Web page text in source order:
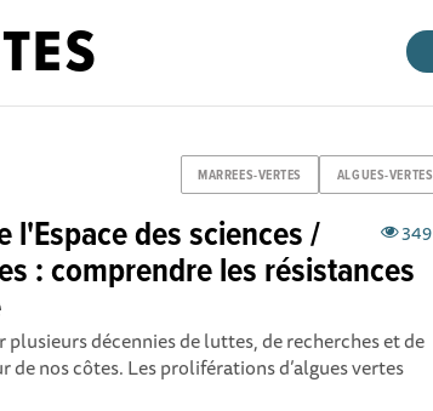
MARREES-VERTES ALGUES-VERTES
349
l'Espace des sciences /
: comprendre les résistances
plusieurs décennies de luttes, de recherches et de
de nos côtes. Les proliférations d’algues vertes